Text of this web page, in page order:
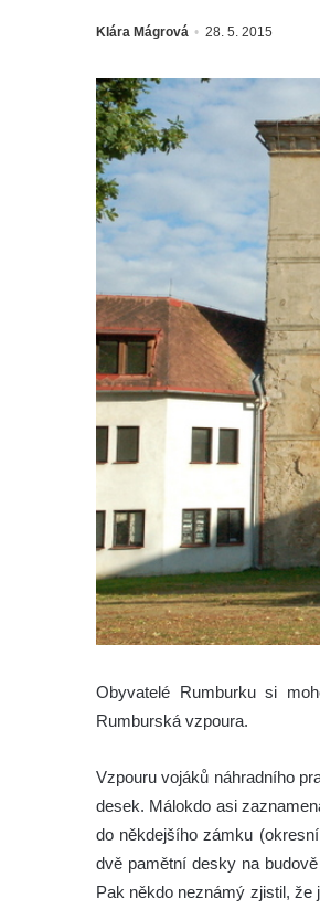
Klára Mágrová 28. 5. 2015
Obyvatelé Rumburku si
Rumburská vzpoura.
Vzpouru vojáků náhradního
desek. Málokdo asi
do někdejšího zámku
dvě pamětní desky na
Pak někdo neznámý zjistil,